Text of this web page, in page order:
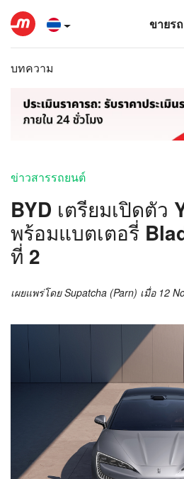
ขายรถ
บทความ
ข่าวสารรถยนต์
BYD เตรียมเปิดตัว
พร้อมแบตเตอรี่
ที่ 2
เผยแพร่โดยSupatcha (Parn) เมื่อ 12